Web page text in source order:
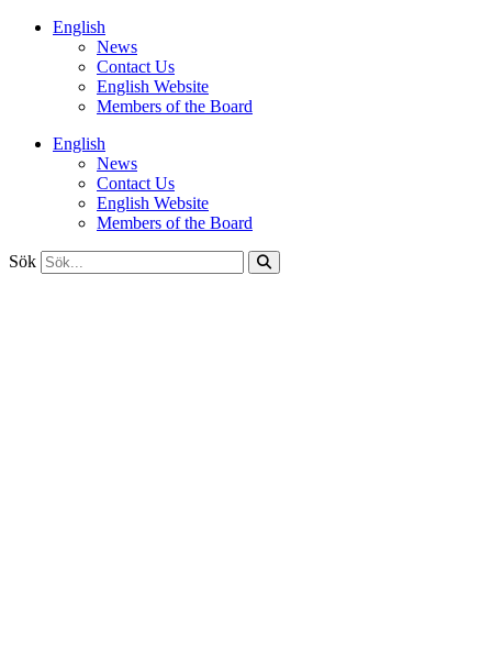
HoppaEnglish
News
Contact Us
English Website
Members of the Board
English
News
Contact Us
English Website
Members of the Board
Sök